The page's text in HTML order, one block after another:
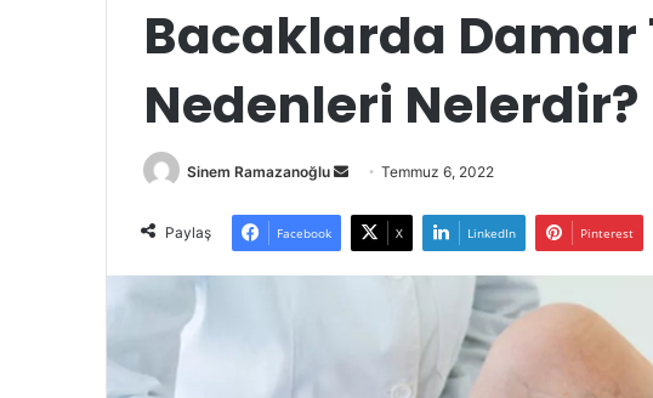
Bacaklarda Damar
Nedenleri Nelerdir?
Sinem Ramazanoğlu
Bir
posta
Temmuz 6, 2022
Paylaş Facebook X LinkedIn Pinterest